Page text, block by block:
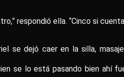
respondió ella. “Cinco si
se dejó caer en la silla,
se lo está pasando bien ahí